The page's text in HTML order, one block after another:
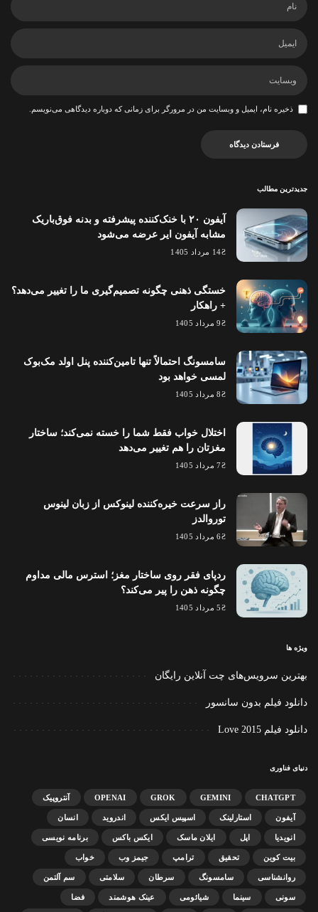
ذخیره نام، ایمیل و وبسایت من در مرورگر برای زمانی که دوباره دیدگاهی می‌نویسم.
جدیدترین مطالب
آیفون ۲۰ با خنک‌کننده پیشرفته و بدنه فوق‌باریک
مشابه آیفون ایر عرضه می‌شود
14 مرداد 1405
خستگی ذهنی چگونه تصمیم‌گیری ما را تغییر می‌دهد؟
+ راهکار
9 مرداد 1405
سامسونگ احتمالاً تنها تامین‌کننده پنل اولد مک‌بوک
لمسی خواهد بود
8 مرداد 1405
اختلال خواب فقط شما را خسته نمی‌کند؛ ساختار
مغزتان را هم تغییر می‌دهد
7 مرداد 1405
راز سرعت خیره‌کننده لینوکس از زبان لینوس
توروالدز
6 مرداد 1405
ردپای فقر روی ساختار مغز؛ استرس مالی مداوم
چگونه ذهن را پیر می‌کند؟
5 مرداد 1405
ویژه ها
بهترین سرویس‌های چت آنلاین رایگان
دانلود فیلم بدون سانسور
دانلود فیلم Love 2015
دنیای فناوری
CHATGPT
GEMINI
GROK
OPENAI آنتروپیک
آیفون استارلینک اسپیس ایکس اندروید انسان
انویدیا اپل ایلان ماسک ایکس باکس برنامه نویسی
بیت کوین تحقیق ترامپ جیمز وب خواب
روانشناسی سامسونگ سرطان سلامتی سم آلتمن
سونی سینما شیائومی عینک هوشمند فضا